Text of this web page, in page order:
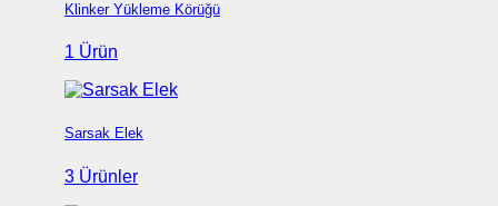
Klinker Yükleme Körüğü
1 Ürün
Sarsak Elek
3 Ürünler